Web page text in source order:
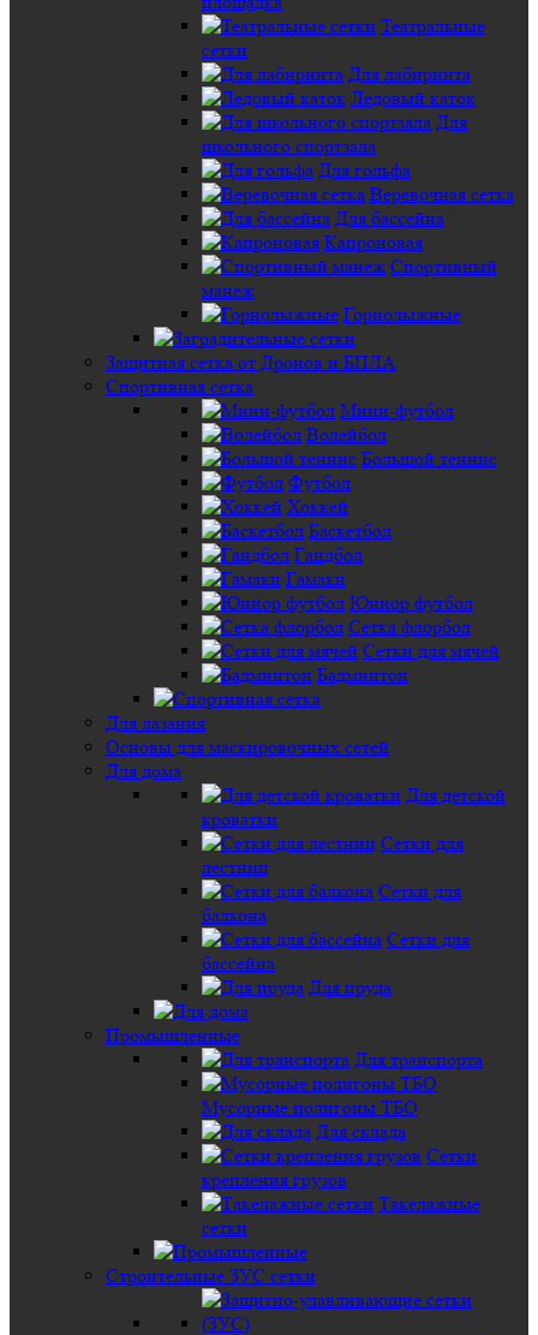
Театральные
сетки
Для лабиринта
Ледовый каток
Для
школьного спортзала
Для гольфа
Веревочная сетка
Для бассейна
Капроновая
Спортивный
манеж
Горнолыжные
Защитная сетка от Дронов и БПЛА
Спортивная сетка
Мини-футбол
Волейбол
Большой теннис
Футбол
Хоккей
Баскетбол
Гандбол
Гамаки
Юниор футбол
Сетка флорбол
Сетки для мячей
Бадминтон
Для лазания
Основы для маскировочных сетей
Для дома
Для детской
кроватки
Сетки для
лестниц
Сетки для
балкона
Сетки для
бассейна
Для пруда
Промышленные
Для транспорта
Мусорные полигоны ТБО
Для склада
Сетки
крепления грузов
Такелажные
сетки
Строительные ЗУС сетки